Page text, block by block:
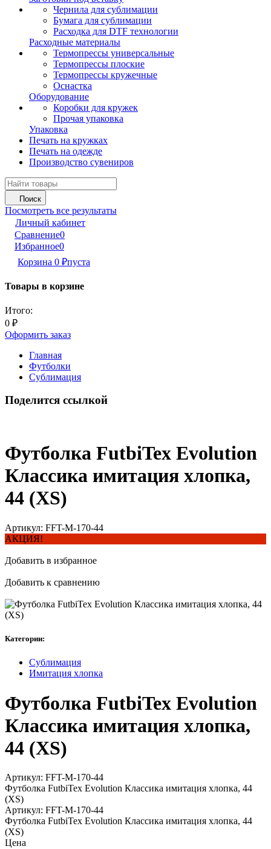
Чернила для сублимации
Бумага для сублимации
Расходка для DTF технологии
Расходные материалы
Термопрессы универсальные
Термопрессы плоские
Термопрессы кружечные
Оснастка
Оборудование
Коробки для кружек
Прочая упаковка
Упаковка
Печать на кружках
Печать на одежде
Производство сувениров
Поиск
Посмотреть все результаты
Личный кабинет
Сравнение0
Избранное0
Корзина 0 ₽пуста
Товары в корзине
Итого:
0 ₽
Оформить заказ
Главная
Футболки
Сублимация
Поделится ссылкой
Футболка FutbiTex Evolution
Классика имитация хлопка,
44 (XS)
Артикул: FFT-M-170-44
АКЦИЯ!
Добавить в избранное
Добавить к сравнению
Категории:
Сублимация
Имитация хлопка
Футболка FutbiTex Evolution
Классика имитация хлопка,
44 (XS)
Артикул: FFT-M-170-44
Футболка FutbiTex Evolution Классика имитация хлопка, 44
(XS)
Артикул: FFT-M-170-44
Футболка FutbiTex Evolution Классика имитация хлопка, 44
(XS)
Цена